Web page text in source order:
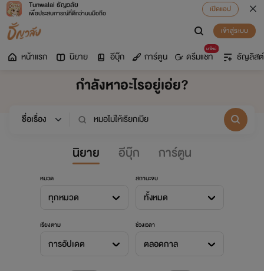
Tunwalai ธัญวลัย
เพื่อประสบการณ์ที่ดีกว่าบนมือถือ
เปิดแอป
เข้าสู่ระบบ
หน้าแรก นิยาย อีบุ๊ก การ์ตูน
มาใหม่
ดรีมแชท ธัญลิสต์
กำลังหาอะไรอยู่เอ่ย?
นิยาย อีบุ๊ก การ์ตูน
หมวด
ทุกหมวด
สถานะจบ
ทั้งหมด
เรียงตาม
การอัปเดต
ช่วงเวลา
ตลอดกาล